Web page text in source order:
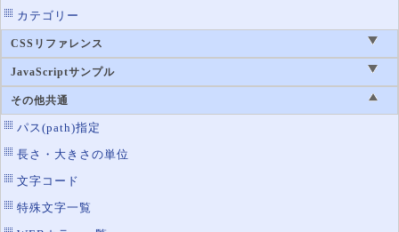
カテゴリー
CSSリファレンス
JavaScriptサンプル
その他共通
パス(path)指定
長さ・大きさの単位
文字コード
特殊文字一覧